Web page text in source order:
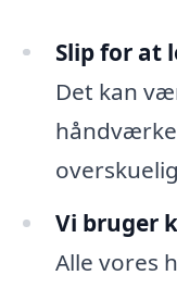
Slip for at
Det kan
Vi bruger
Alle vores